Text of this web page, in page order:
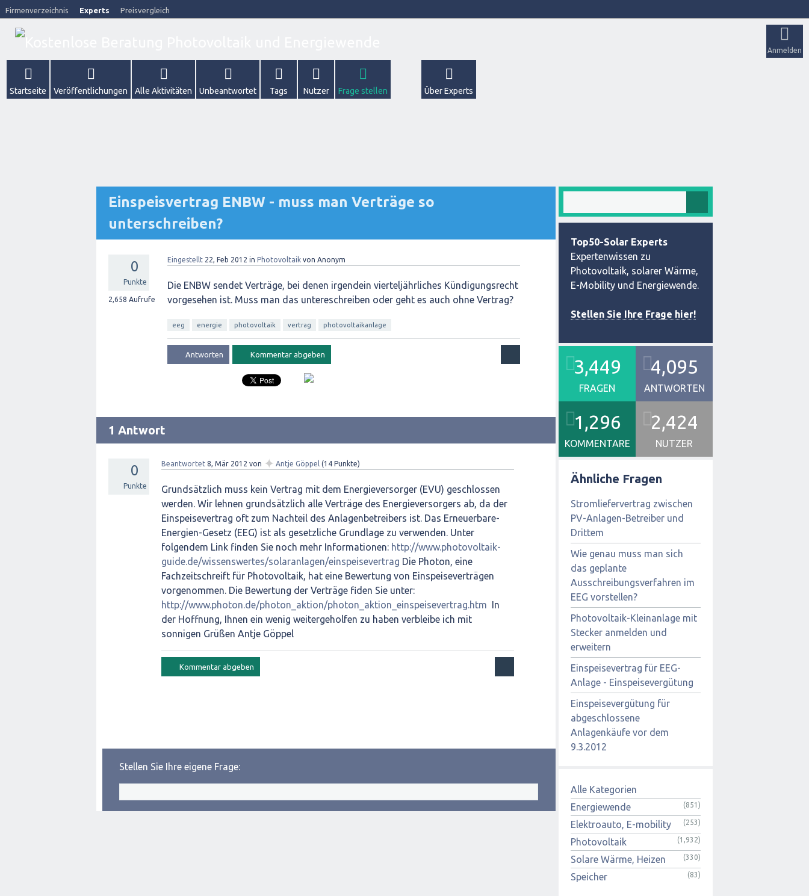
Firmenverzeichnis Experts Preisvergleich
Anmelden
Startseite Veröffentlichungen Alle Aktivitäten Unbeantwortet Tags Nutzer Frage stellen Über Experts
Einspeisvertrag ENBW - muss man Verträge so
unterschreiben?
0
Punkte
2,658 Aufrufe
Eingestellt 22, Feb 2012 in Photovoltaik von Anonym
Die ENBW sendet Verträge, bei denen irgendein vierteljährliches Kündigungsrecht
vorgesehen ist. Muss man das untereschreiben oder geht es auch ohne Vertrag?
eeg energie photovoltaik vertrag photovoltaikanlage
1 Antwort
0
Punkte
Beantwortet 8, Mär 2012 von ✦ Antje Göppel (14 Punkte)
Grundsätzlich muss kein Vertrag mit dem Energieversorger (EVU) geschlossen
werden. Wir lehnen grundsätzlich alle Verträge des Energieversorgers ab, da der
Einspeisevertrag oft zum Nachteil des Anlagenbetreibers ist. Das Erneuerbare-
Energien-Gesetz (EEG) ist als gesetzliche Grundlage zu verwenden. Unter
folgendem Link finden Sie noch mehr Informationen: http://www.photovoltaik-
guide.de/wissenswertes/solaranlagen/einspeisevertrag Die Photon, eine
Fachzeitschreift für Photovoltaik, hat eine Bewertung von Einspeiseverträgen
vorgenommen. Die Bewertung der Verträge fiden Sie unter:
http://www.photon.de/photon_aktion/photon_aktion_einspeisevertrag.htm In
der Hoffnung, Ihnen ein wenig weitergeholfen zu haben verbleibe ich mit
sonnigen Grüßen Antje Göppel
Stellen Sie Ihre eigene Frage:
Top50-Solar Experts
Expertenwissen zu
Photovoltaik, solarer Wärme,
E-Mobility und Energiewende.
Stellen Sie Ihre Frage hier!
3,449
FRAGEN
4,095
ANTWORTEN
1,296
KOMMENTARE
2,424
NUTZER
Ähnliche Fragen
Stromliefervertrag zwischen
PV-Anlagen-Betreiber und
Drittem
Wie genau muss man sich
das geplante
Ausschreibungsverfahren im
EEG vorstellen?
Photovoltaik-Kleinanlage mit
Stecker anmelden und
erweitern
Einspeisevertrag für EEG-
Anlage - Einspeisevergütung
Einspeisevergütung für
abgeschlossene
Anlagenkäufe vor dem
9.3.2012
Alle Kategorien
Energiewende
(851)
Elektroauto, E-mobility (253)
Photovoltaik (1,932)
Solare Wärme, Heizen (330)
Speicher (83)